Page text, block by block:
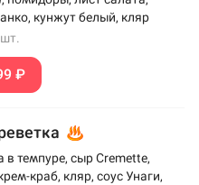
кунжут белый, кляр
₽
в темпуре, сыр Cremette,
краб, кляр, соус Унаги,